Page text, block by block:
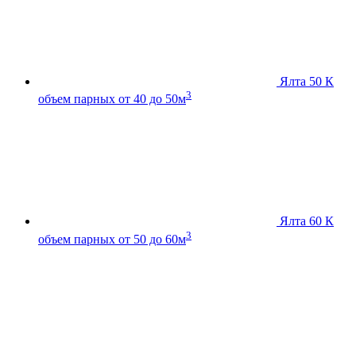
Ялта 50 К
объем парных от 40 до 50м3
Ялта 60 К
объем парных от 50 до 60м3